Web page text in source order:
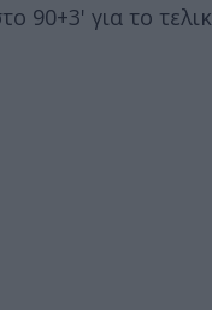
90+3' για το